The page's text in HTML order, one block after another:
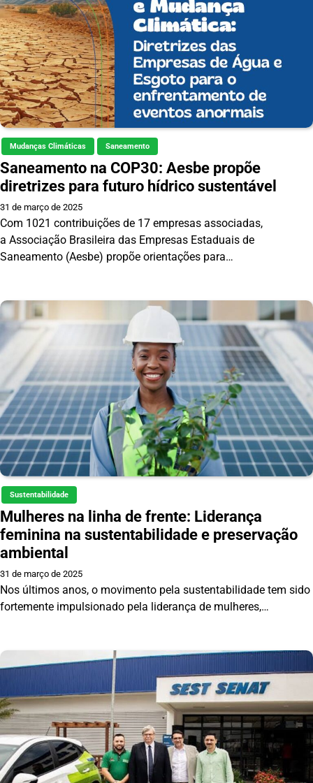
Mudanças Climáticas Saneamento
Saneamento na COP30: Aesbe propõe
diretrizes para futuro hídrico sustentável
31 de março de 2025
Com 1021 contribuições de 17 empresas associadas,
a Associação Brasileira das Empresas Estaduais de
Saneamento (Aesbe) propõe orientações para…
Sustentabilidade
Mulheres na linha de frente: Liderança
feminina na sustentabilidade e preservação
ambiental
31 de março de 2025
Nos últimos anos, o movimento pela sustentabilidade tem sido
fortemente impulsionado pela liderança de mulheres,…